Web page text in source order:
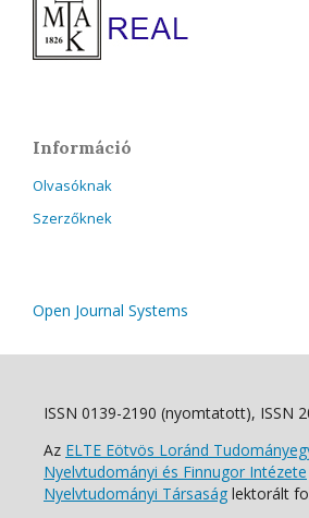
Információ
Olvasóknak
Szerzőknek
Open Journal Systems
ISSN 0139-2190 (nyomtatott), ISSN
Az ELTE Eötvös Loránd
Nyelvtudományi és Finnugor Intézete
Nyelvtudományi Társaság lektorált